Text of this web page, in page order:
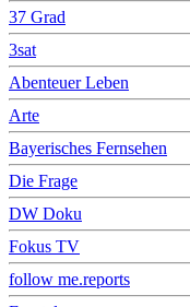
37 Grad
3sat
Abenteuer Leben
Arte
Bayerisches Fernsehen
Die Frage
DW Doku
Fokus TV
follow me.reports